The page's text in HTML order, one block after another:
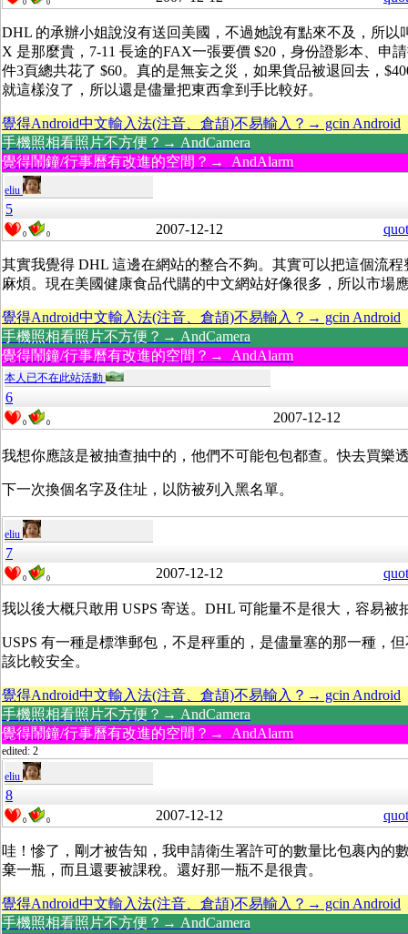
0 0
DHL 的承辦小姐說沒有送回美國，不過她說有點來不及，所以
X 是那麼貴，7-11 長途的FAX一張要價 $20，身份證影本、申
件3頁總共花了 $60。真的是無妄之災，如果貨品被退回去，
就這樣沒了，所以還是儘量把東西拿到手比較好。
覺得Android中文輸入法(注音、倉頡)不易輸入？→ gcin Android
手機照相看照片不方便？→ AndCamera
覺得鬧鐘/行事曆有改進的空間？→ AndAlarm
eliu
5
0 0 2007-12-12
其實我覺得 DHL 這邊在網站的整合不夠。其實可以把這個流
麻煩。現在美國健康食品代購的中文網站好像很多，所以市場
覺得Android中文輸入法(注音、倉頡)不易輸入？→ gcin Android
手機照相看照片不方便？→ AndCamera
覺得鬧鐘/行事曆有改進的空間？→ AndAlarm
本人已不在此站活動
6
0 0 2007-12-12
我想你應該是被抽查抽中的，他們不可能包包都查。快去買樂
下一次換個名字及住址，以防被列入黑名單。
eliu
7
0 0 2007-12-12
我以後大概只敢用 USPS 寄送。DHL 可能量不是很大，容易被
USPS 有一種是標準郵包，不是秤重的，是儘量塞的那一種，
該比較安全。
覺得Android中文輸入法(注音、倉頡)不易輸入？→ gcin Android
手機照相看照片不方便？→ AndCamera
覺得鬧鐘/行事曆有改進的空間？→ AndAlarm
edited: 2
eliu
8
0 0 2007-12-12
哇！慘了，剛才被告知，我申請衛生署許可的數量比包裹內的
棄一瓶，而且還要被課稅。還好那一瓶不是很貴。
覺得Android中文輸入法(注音、倉頡)不易輸入？→ gcin Android
手機照相看照片不方便？→ AndCamera